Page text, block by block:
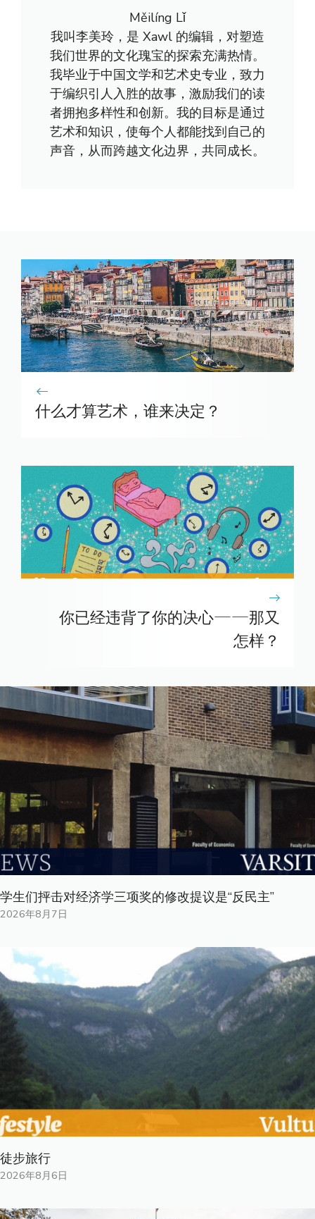
Měilíng Lǐ
我叫李美玲，是 Xawl 的编辑，对塑造
我们世界的文化瑰宝的探索充满热情。
我毕业于中国文学和艺术史专业，致力
于编织引人入胜的故事，激励我们的读
者拥抱多样性和创新。我的目标是通过
艺术和知识，使每个人都能找到自己的
声音，从而跨越文化边界，共同成长。
什么才算艺术，谁来决定？
你已经违背了你的决心——那又
怎样？
学生们抨击对经济学三项奖的修改提议是“反民主”
2026年8月7日
徒步旅行
2026年8月6日